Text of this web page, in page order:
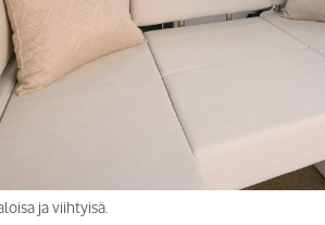
ja viihtyisä.